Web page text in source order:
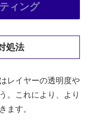
ィング
処法
レイヤーの透明度や
。これにより、より
ます。